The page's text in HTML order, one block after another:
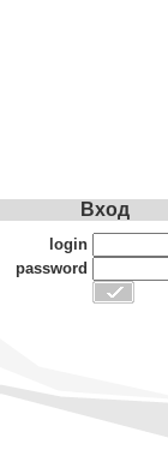
Вход
login
password